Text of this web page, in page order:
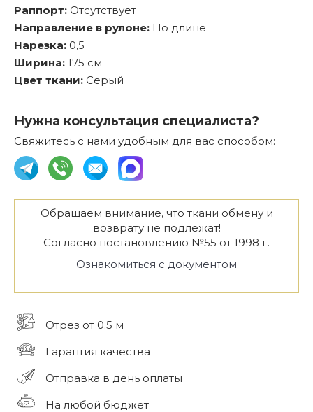
Раппорт: Отсутствует
Направление в рулоне: По длине
Нарезка: 0,5
Ширина: 175 см
Цвет ткани: Серый
Нужна консультация специалиста?
Свяжитесь с нами удобным для вас способом:
Обращаем внимание, что ткани обмену и
возврату не подлежат!
Согласно постановлению №55 от 1998 г.
Ознакомиться с документом
Отрез от 0.5 м
Гарантия качества
Отправка в день оплаты
На любой бюджет